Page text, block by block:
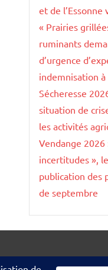
et de
« Prairies
ruminants
d’urgence
indemnisation
Sécheresse
situation de
les activités
Vendange
incertitudes »,
publication des
de septembre